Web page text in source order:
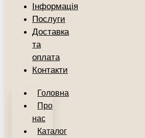
Інформація
Послуги
Доставка
та
оплата
Контакти
Головна
Про
нас
Каталог